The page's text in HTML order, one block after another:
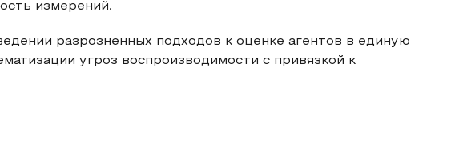
измерений.
разрозненных подходов к оценке агентов в единую
угроз воспроизводимости с привязкой к